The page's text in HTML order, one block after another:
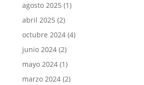
agosto 2025 (1)
abril 2025 (2)
octubre 2024(4)
junio 2024(2)
mayo 2024(1)
marzo 2024(2)